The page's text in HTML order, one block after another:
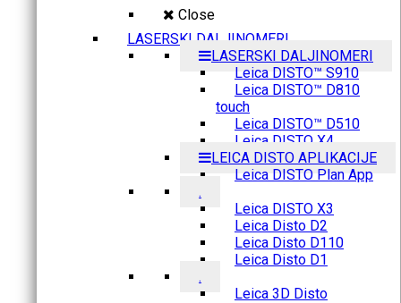
Close
LASERSKI DALJINOMERI
LASERSKI DALJINOMERI
Leica DISTO™ S910
Leica DISTO™ D810
touch
Leica DISTO™ D510
Leica DISTO X4
LEICA DISTO APLIKACIJE
Leica DISTO Plan App
.
Leica DISTO X3
Leica Disto D2
Leica Disto D110
Leica Disto D1
.
Leica 3D Disto